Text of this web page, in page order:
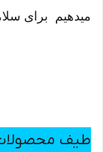
میدهیم برای
طیف